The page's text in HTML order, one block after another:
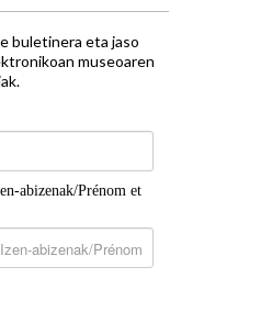
buletinera eta jaso
museoaren
abizenak/Prénom et